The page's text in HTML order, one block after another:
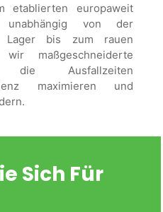
etablierten europaweit
von der
Lager bis zum rauen
maßgeschneiderte
die Ausfallzeiten
maximieren und
Sich Für